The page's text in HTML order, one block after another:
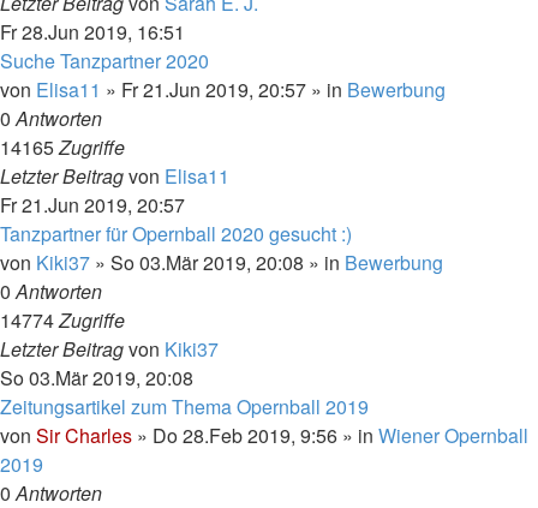
Fr 28.Jun 2019, 16:51
Suche Tanzpartner 2020
von Elisa11 » Fr 21.Jun 2019, 20:57 » in Bewerbung
0Antworten
14165Zugriffe
Letzter Beitragvon Elisa11
Fr 21.Jun 2019, 20:57
Tanzpartner für Opernball 2020 gesucht :)
von Kiki37 » So 03.Mär 2019, 20:08 » in Bewerbung
0Antworten
14774Zugriffe
Letzter Beitragvon Kiki37
So 03.Mär 2019, 20:08
Zeitungsartikel zum Thema Opernball 2019
von Sir Charles » Do 28.Feb 2019, 9:56 » in Wiener Opernball
2019
0Antworten